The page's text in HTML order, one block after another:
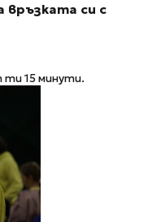
връзката си с
ти 15 минути.